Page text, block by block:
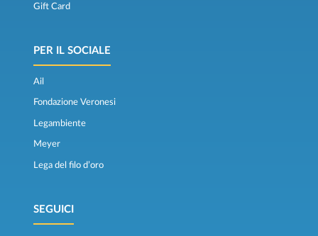
Gift Card
PER IL SOCIALE
Ail
Fondazione Veronesi
Legambiente
Meyer
Lega del filo d’oro
SEGUICI